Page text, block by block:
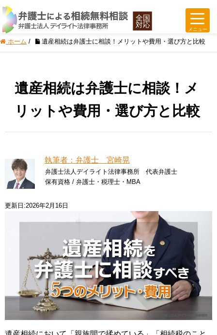
ホーム / 遺産相続は弁護士に相談！メリットや費用・選び方と比較
遺産相続は弁護士に相談！メ
リットや費用・選び方と比較
執筆者：弁護士 宮崎晃
弁護士法人デイライト法律事務所 代表弁護士
保有資格 / 弁護士・税理士・MBA
更新日:2026年2月16日